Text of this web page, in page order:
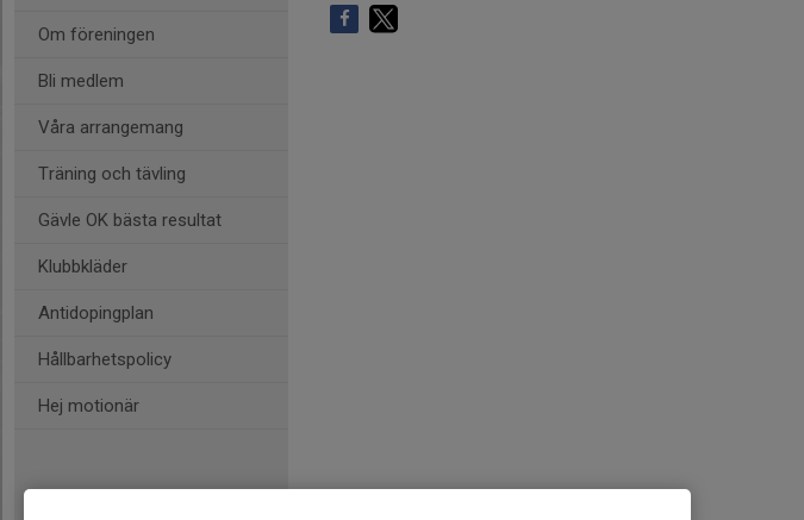
Om föreningen
Bli medlem
Våra arrangemang
Träning och tävling
Gävle OK bästa resultat
Klubbkläder
Antidopingplan
Hållbarhetspolicy
Hej motionär